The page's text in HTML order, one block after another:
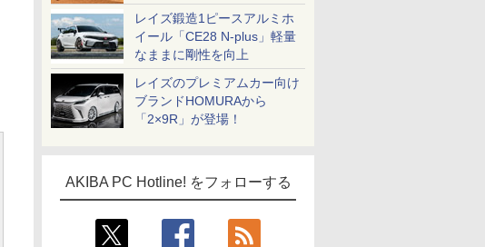
レイズ鍛造1ピースアルミホ
イール「CE28 N-plus」軽量
なままに剛性を向上
レイズのプレミアムカー向け
ブランドHOMURAから
「2×9R」が登場！
AKIBA PC Hotline! をフォローする